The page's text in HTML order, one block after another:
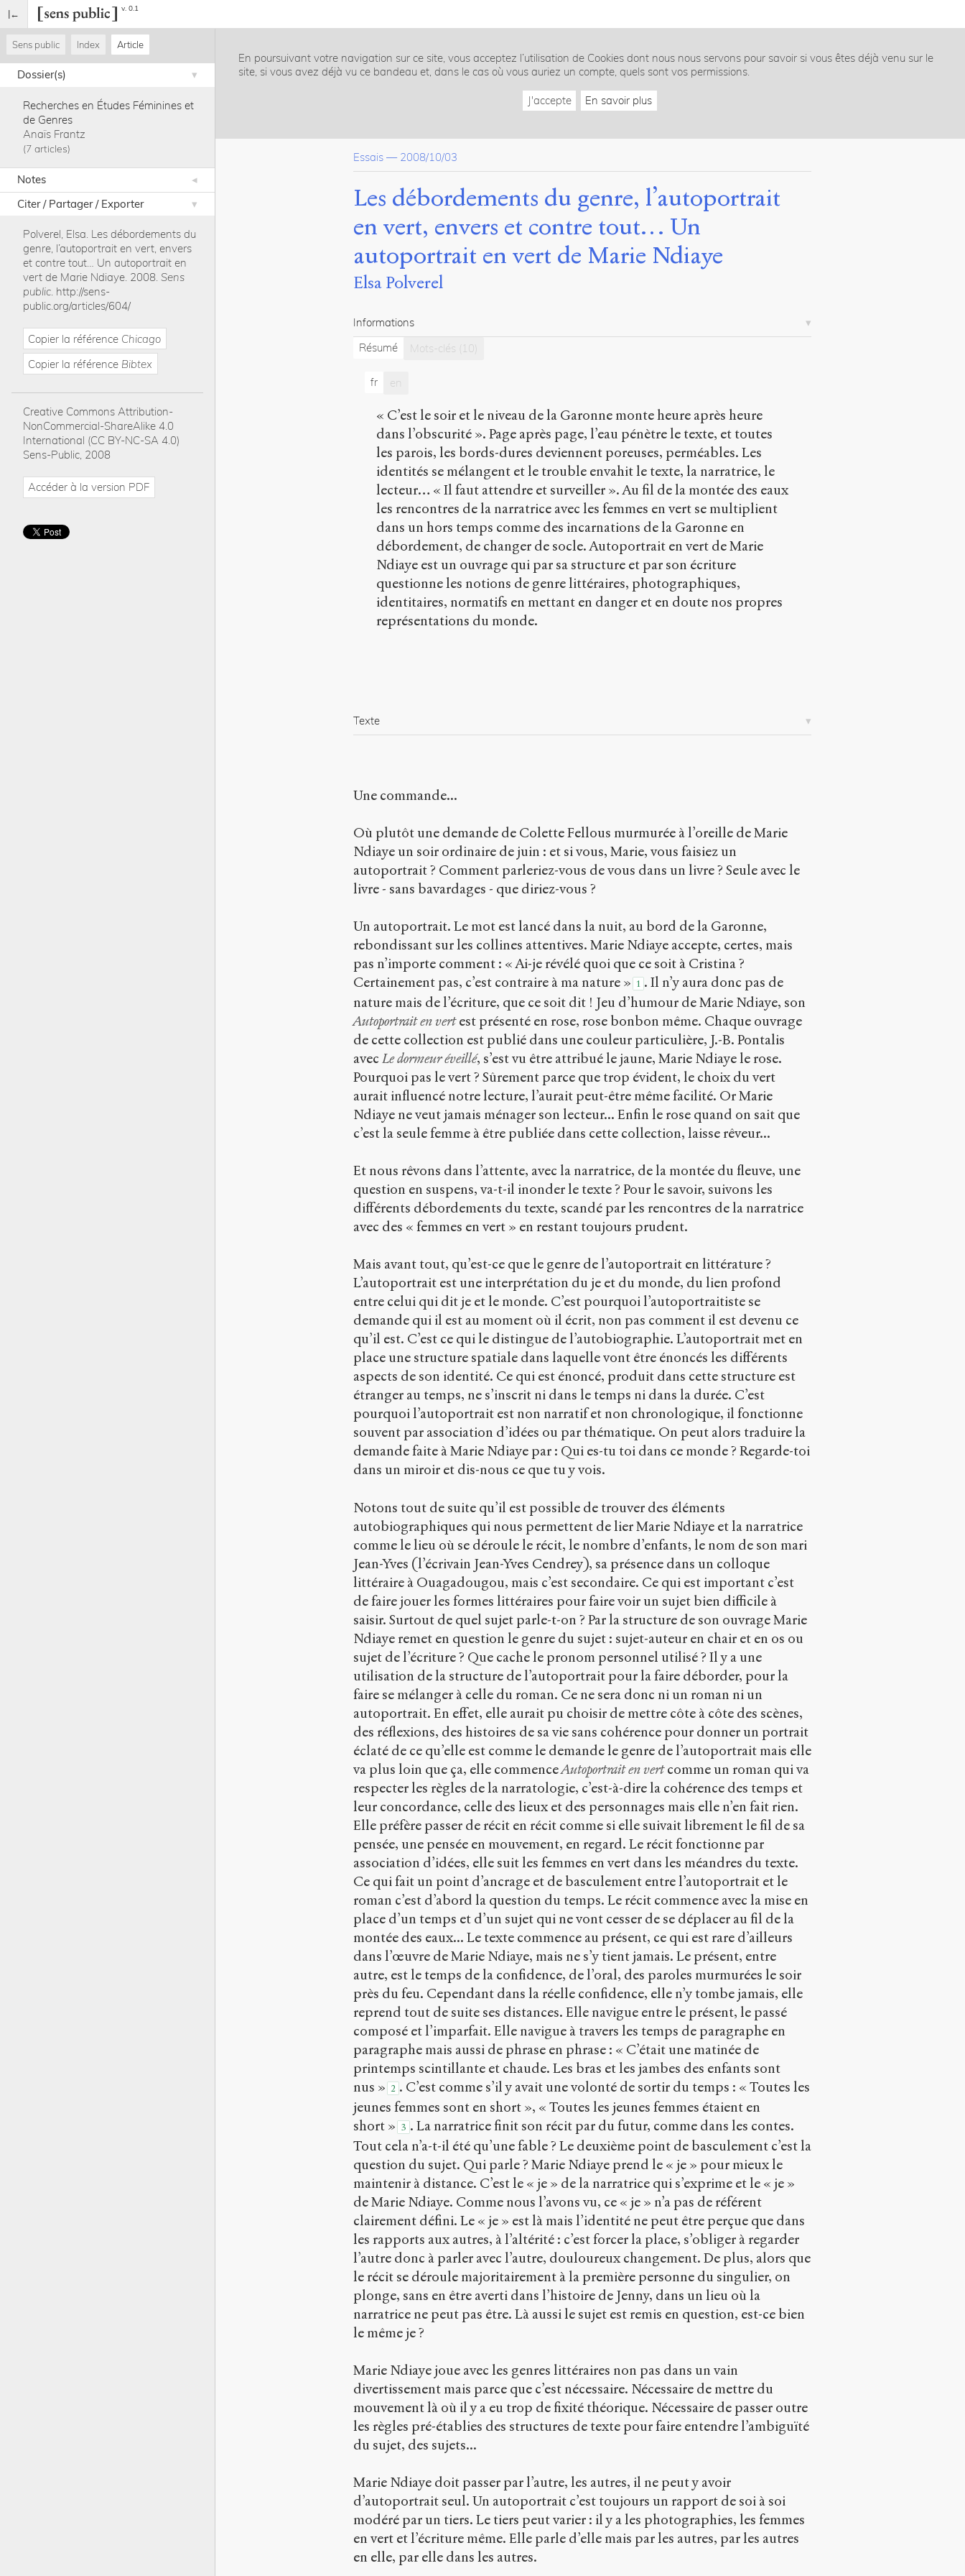
v. 0.1
Sens public Index Article
Dossier(s)
Recherches en Études Féminines et
de Genres
Anaïs Frantz
7 articles
Notes
Citer / Partager / Exporter
Polverel, Elsa. Les débordements du
genre, l’autoportrait en vert, envers
et contre tout… Un autoportrait en
vert de Marie Ndiaye. 2008. Sens
public. http://sens-
public.org/articles/604/
Copier la référence Chicago
Copier la référence Bibtex
Creative Commons Attribution-
NonCommercial-ShareAlike 4.0
International (CC BY-NC-SA 4.0)
Sens-Public, 2008
Accéder à la version PDF
En poursuivant votre navigation sur ce site, vous acceptez l’utilisation de Cookies dont nous nous servons pour savoir si vous êtes déjà venu sur le
site, si vous avez déjà vu ce bandeau et, dans le cas où vous auriez un compte, quels sont vos permissions.
J'accepte En savoir plus
Essais — 2008/10/03
Les débordements du genre, l’autoportrait
en vert, envers et contre tout… Un
autoportrait en vert de Marie Ndiaye
Elsa Polverel
Informations
Résumé
Mots-clés (10)
fr en
« C’est le soir et le niveau de la Garonne monte heure après heure
dans l’obscurité ». Page après page, l’eau pénètre le texte, et toutes
les parois, les bords-dures deviennent poreuses, perméables. Les
identités se mélangent et le trouble envahit le texte, la narratrice, le
lecteur… « Il faut attendre et surveiller ». Au fil de la montée des eaux
les rencontres de la narratrice avec les femmes en vert se multiplient
dans un hors temps comme des incarnations de la Garonne en
débordement, de changer de socle. Autoportrait en vert de Marie
Ndiaye est un ouvrage qui par sa structure et par son écriture
questionne les notions de genre littéraires, photographiques,
identitaires, normatifs en mettant en danger et en doute nos propres
représentations du monde.
Texte
Une commande...
Où plutôt une demande de Colette Fellous murmurée à l’oreille de Marie
Ndiaye un soir ordinaire de juin : et si vous, Marie, vous faisiez un
autoportrait ? Comment parleriez-vous de vous dans un livre ? Seule avec le
livre - sans bavardages - que diriez-vous ?
Un autoportrait. Le mot est lancé dans la nuit, au bord de la Garonne,
rebondissant sur les collines attentives. Marie Ndiaye accepte, certes, mais
pas n’importe comment : « Ai-je révélé quoi que ce soit à Cristina ?
Certainement pas, c’est contraire à ma nature » 1 . Il n’y aura donc pas de
nature mais de l’écriture, que ce soit dit ! Jeu d’humour de Marie Ndiaye, son
Autoportrait en vertest présenté en rose, rose bonbon même. Chaque ouvrage
de cette collection est publié dans une couleur particulière, J.-B. Pontalis
avec Le dormeur éveillé, s’est vu être attribué le jaune, Marie Ndiaye le rose.
Pourquoi pas le vert ? Sûrement parce que trop évident, le choix du vert
aurait influencé notre lecture, l’aurait peut-être même facilité. Or Marie
Ndiaye ne veut jamais ménager son lecteur... Enfin le rose quand on sait que
c’est la seule femme à être publiée dans cette collection, laisse rêveur...
Et nous rêvons dans l’attente, avec la narratrice, de la montée du fleuve, une
question en suspens, va-t-il inonder le texte ? Pour le savoir, suivons les
différents débordements du texte, scandé par les rencontres de la narratrice
avec des « femmes en vert » en restant toujours prudent.
Mais avant tout, qu’est-ce que le genre de l’autoportrait en littérature ?
L’autoportrait est une interprétation du je et du monde, du lien profond
entre celui qui dit je et le monde. C’est pourquoi l’autoportraitiste se
demande qui il est au moment où il écrit, non pas comment il est devenu ce
qu’il est. C’est ce qui le distingue de l’autobiographie. L’autoportrait met en
place une structure spatiale dans laquelle vont être énoncés les différents
aspects de son identité. Ce qui est énoncé, produit dans cette structure est
étranger au temps, ne s’inscrit ni dans le temps ni dans la durée. C’est
pourquoi l’autoportrait est non narratif et non chronologique, il fonctionne
souvent par association d’idées ou par thématique. On peut alors traduire la
demande faite à Marie Ndiaye par : Qui es-tu toi dans ce monde ? Regarde-toi
dans un miroir et dis-nous ce que tu y vois.
Notons tout de suite qu’il est possible de trouver des éléments
autobiographiques qui nous permettent de lier Marie Ndiaye et la narratrice
comme le lieu où se déroule le récit, le nombre d’enfants, le nom de son mari
Jean-Yves (l’écrivain Jean-Yves Cendrey), sa présence dans un colloque
littéraire à Ouagadougou, mais c’est secondaire. Ce qui est important c’est
de faire jouer les formes littéraires pour faire voir un sujet bien difficile à
saisir. Surtout de quel sujet parle-t-on ? Par la structure de son ouvrage Marie
Ndiaye remet en question le genre du sujet : sujet-auteur en chair et en os ou
sujet de l’écriture ? Que cache le pronom personnel utilisé ? Il y a une
utilisation de la structure de l’autoportrait pour la faire déborder, pour la
faire se mélanger à celle du roman. Ce ne sera donc ni un roman ni un
autoportrait. En effet, elle aurait pu choisir de mettre côte à côte des scènes,
des réflexions, des histoires de sa vie sans cohérence pour donner un portrait
éclaté de ce qu’elle est comme le demande le genre de l’autoportrait mais elle
va plus loin que ça, elle commenceAutoportrait en vertcomme un roman qui va
respecter les règles de la narratologie, c’est-à-dire la cohérence des temps et
leur concordance, celle des lieux et des personnages mais elle n’en fait rien.
Elle préfère passer de récit en récit comme si elle suivait librement le fil de sa
pensée, une pensée en mouvement, en regard. Le récit fonctionne par
association d’idées, elle suit les femmes en vert dans les méandres du texte.
Ce qui fait un point d’ancrage et de basculement entre l’autoportrait et le
roman c’est d’abord la question du temps. Le récit commence avec la mise en
place d’un temps et d’un sujet qui ne vont cesser de se déplacer au fil de la
montée des eaux... Le texte commence au présent, ce qui est rare d’ailleurs
dans l’œuvre de Marie Ndiaye, mais ne s’y tient jamais. Le présent, entre
autre, est le temps de la confidence, de l’oral, des paroles murmurées le soir
près du feu. Cependant dans la réelle confidence, elle n’y tombe jamais, elle
reprend tout de suite ses distances. Elle navigue entre le présent, le passé
composé et l’imparfait. Elle navigue à travers les temps de paragraphe en
paragraphe mais aussi de phrase en phrase : « C’était une matinée de
printemps scintillante et chaude. Les bras et les jambes des enfants sont
nus » 2 . C’est comme s’il y avait une volonté de sortir du temps : « Toutes les
jeunes femmes sont en short », « Toutes les jeunes femmes étaient en
short » 3 . La narratrice finit son récit par du futur, comme dans les contes.
Tout cela n’a-t-il été qu’une fable ? Le deuxième point de basculement c’est la
question du sujet. Qui parle ? Marie Ndiaye prend le « je » pour mieux le
maintenir à distance. C’est le « je » de la narratrice qui s’exprime et le « je »
de Marie Ndiaye. Comme nous l’avons vu, ce « je » n’a pas de référent
clairement défini. Le « je » est là mais l’identité ne peut être perçue que dans
les rapports aux autres, à l’altérité : c’est forcer la place, s’obliger à regarder
l’autre donc à parler avec l’autre, douloureux changement. De plus, alors que
le récit se déroule majoritairement à la première personne du singulier, on
plonge, sans en être averti dans l’histoire de Jenny, dans un lieu où la
narratrice ne peut pas être. Là aussi le sujet est remis en question, est-ce bien
le même je ?
Marie Ndiaye joue avec les genres littéraires non pas dans un vain
divertissement mais parce que c’est nécessaire. Nécessaire de mettre du
mouvement là où il y a eu trop de fixité théorique. Nécessaire de passer outre
les règles pré-établies des structures de texte pour faire entendre l’ambiguïté
du sujet, des sujets...
Marie Ndiaye doit passer par l’autre, les autres, il ne peut y avoir
d’autoportrait seul. Un autoportrait c’est toujours un rapport de soi à soi
modéré par un tiers. Le tiers peut varier : il y a les photographies, les femmes
en vert et l’écriture même. Elle parle d’elle mais par les autres, par les autres
en elle, par elle dans les autres.